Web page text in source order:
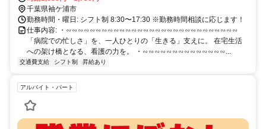
千葉県袖ケ浦市
勤務時間・曜日: シフト制 8:30〜17:30 ※勤務時間相談に応じます！
仕事内容: ・∽∽∽∽∽∽∽∽∽∽∽∽∽∽∽∽∽∽∽∽∽∽∽∽∽∽∽∽∽
「病院での忙しさ」を、一人ひとりの「生きる」支えに。 在宅生活
への架け橋となる、看護の力を。 ・∽∽∽∽∽∽∽∽∽∽∽∽∽∽...
交通費支給 シフト制 昇給あり
アルバイト・パート